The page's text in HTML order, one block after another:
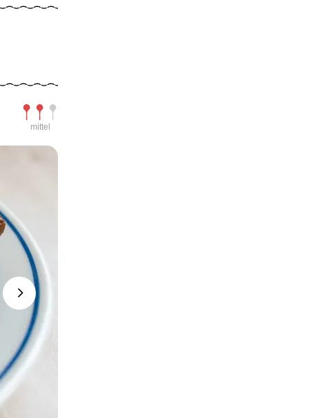
Schwierigkeit
mittel
Next